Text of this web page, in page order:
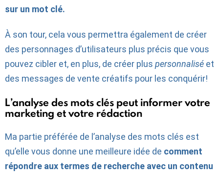
sur un mot clé.
À son tour, cela vous permettra également de créer
des personnages d’utilisateurs plus précis que vous
pouvez cibler et, en plus, de créer plus personnalisé et
des messages de vente créatifs pour les conquérir!
L’analyse des mots clés peut informer votre
marketing et votre rédaction
Ma partie préférée de l’analyse des mots clés est
qu’elle vous donne une meilleure idée de comment
répondre aux termes de recherche avec un contenu